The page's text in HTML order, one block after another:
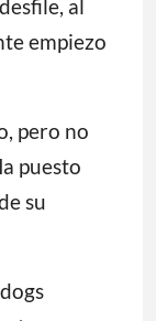
arma o si sus
protegió a
al
empiezo
pero no